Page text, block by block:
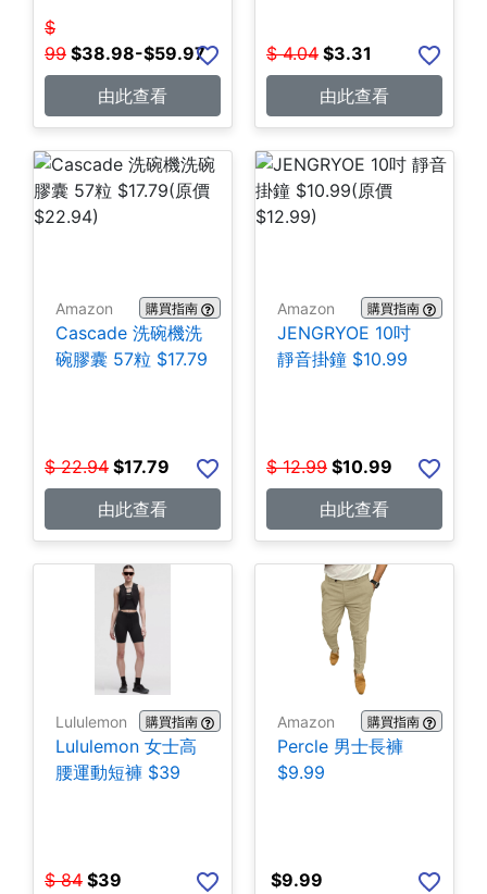
$
99 $38.98-$59.97
由此查看
$ 4.04 $3.31
由此查看
Amazon 購買指南
Cascade 洗碗機洗
碗膠囊 57粒 $17.79
$ 22.94 $17.79
由此查看
Amazon 購買指南
JENGRYOE 10吋
靜音掛鐘 $10.99
$ 12.99 $10.99
由此查看
Lululemon 購買指南
Lululemon 女士高
腰運動短褲 $39
$ 84 $39
Amazon 購買指南
Percle 男士長褲
$9.99
$9.99